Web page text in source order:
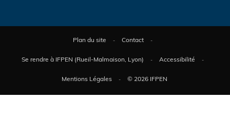
Plan du site Contact
Se rendre à IFPEN (Rueil-Malmaison, Lyon) Accessibilité
Mentions Légales © 2026 IFPEN